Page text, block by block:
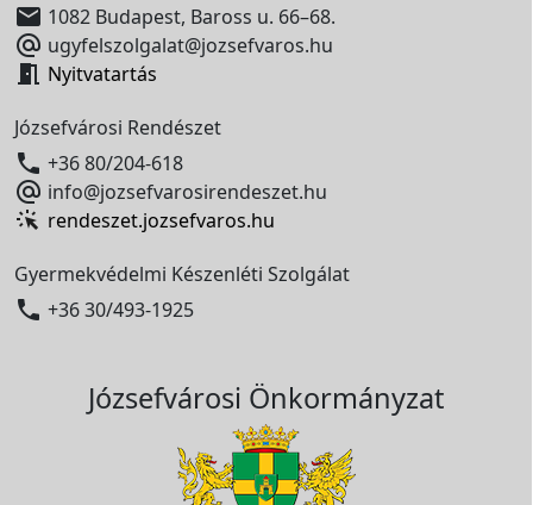
 1082 Budapest, Baross u. 66–68.
 ugyfelszolgalat@jozsefvaros.hu
 Nyitvatartás
Józsefvárosi Rendészet
 +36 80/204-618
 info@jozsefvarosirendeszet.hu
rendeszet.jozsefvaros.hu
Gyermekvédelmi Készenléti Szolgálat
 +36 30/493-1925
Józsefvárosi Önkormányzat